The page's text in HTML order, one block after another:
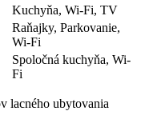
Kuchyňa, Wi-Fi, TV
Raňajky, Parkovanie,
Wi-Fi
Spoločná kuchyňa, Wi-
Fi